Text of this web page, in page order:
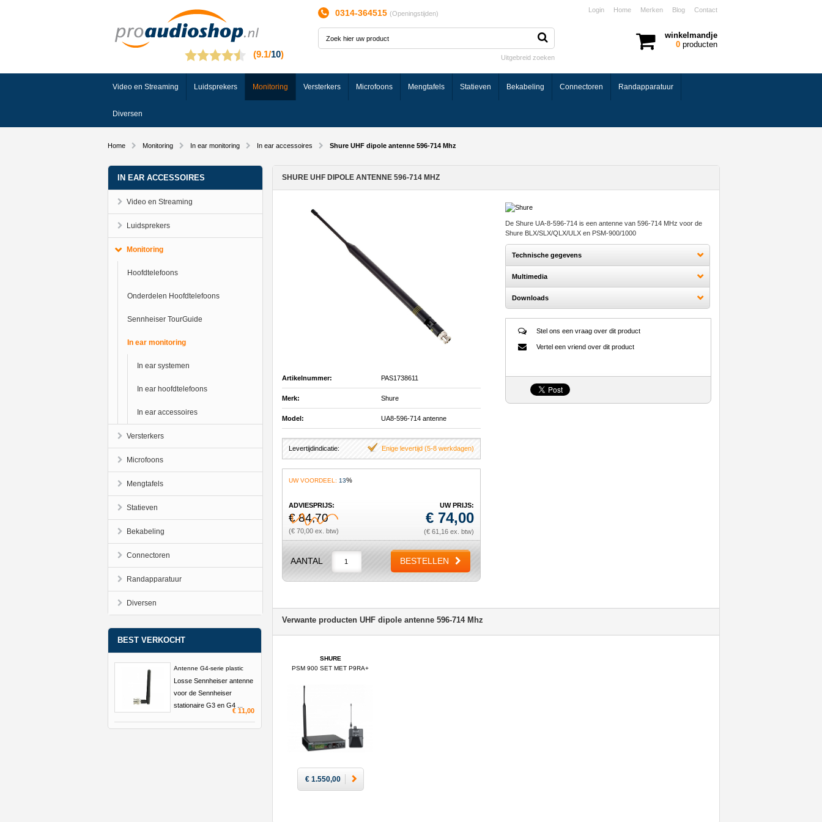
Login Home Merken Blog Contact
winkelmandje
0producten
0314-364515 (Openingstijden)
Uitgebreid zoeken
Video en Streaming Luidsprekers Monitoring Versterkers Microfoons Mengtafels Statieven Bekabeling Connectoren Randapparatuur
Diversen
Home Monitoring In ear monitoring In ear accessoires Shure UHF dipole antenne 596-714 Mhz
IN EAR ACCESSOIRES
Video en Streaming
Luidsprekers
Monitoring
Hoofdtelefoons
Onderdelen Hoofdtelefoons
Sennheiser TourGuide
In ear monitoring
In ear systemen
In ear hoofdtelefoons
In ear accessoires
Versterkers
Microfoons
Mengtafels
Statieven
Bekabeling
Connectoren
Randapparatuur
Diversen
BEST VERKOCHT
Antenne G4-serie plastic
Losse Sennheiser antenne
voor de Sennheiser
stationaire G3 en G4 ...
€ 11,00
SHURE UHF DIPOLE ANTENNE 596-714 MHZ
Artikelnummer: PAS1738611
Merk: Shure
Model: UA8-596-714 antenne
Levertijdindicatie: Enige levertijd (5-8 werkdagen)
UW VOORDEEL: 13%
ADVIESPRIJS:
€ 84,70
(€ 70,00 ex. btw)
UW PRIJS:
€ 74,00
(€ 61,16 ex. btw)
AANTAL BESTELLEN
De Shure UA-8-596-714 is een antenne van 596-714 MHz voor de
Shure BLX/SLX/QLX/ULX en PSM-900/1000
Technische gegevens
Multimedia
Downloads
Vertel een vriend over dit product
Stel ons een vraag over dit product
Verwante producten UHF dipole antenne 596-714 Mhz
SHURE
PSM 900 SET MET P9RA+
€ 1.550,00